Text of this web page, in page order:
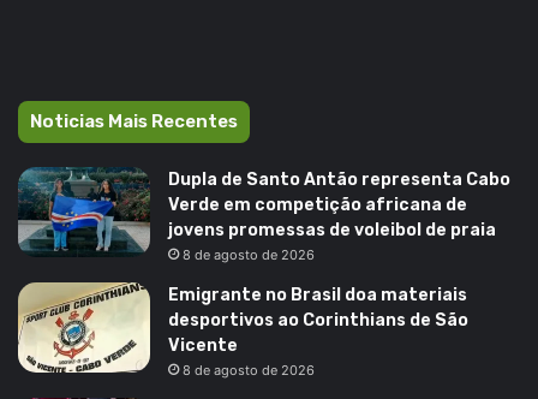
Noticias Mais Recentes
Dupla de Santo Antão representa Cabo
Verde em competição africana de
jovens promessas de voleibol de praia
8 de agosto de 2026
Emigrante no Brasil doa materiais
desportivos ao Corinthians de São
Vicente
8 de agosto de 2026